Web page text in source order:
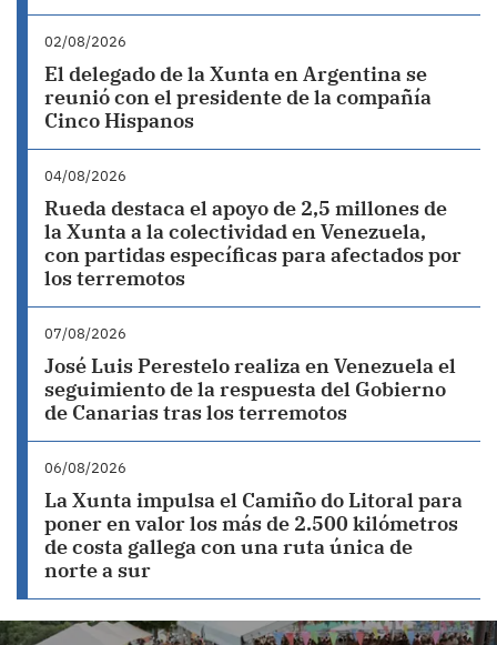
02/08/2026
El delegado de la Xunta en Argentina se
reunió con el presidente de la compañía
Cinco Hispanos
04/08/2026
Rueda destaca el apoyo de 2,5 millones de
la Xunta a la colectividad en Venezuela,
con partidas específicas para afectados por
los terremotos
07/08/2026
José Luis Perestelo realiza en Venezuela el
seguimiento de la respuesta del Gobierno
de Canarias tras los terremotos
06/08/2026
La Xunta impulsa el Camiño do Litoral para
poner en valor los más de 2.500 kilómetros
de costa gallega con una ruta única de
norte a sur